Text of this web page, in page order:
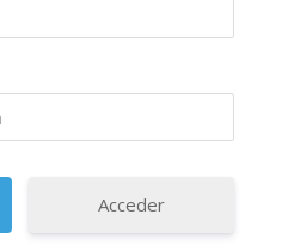
Acceder